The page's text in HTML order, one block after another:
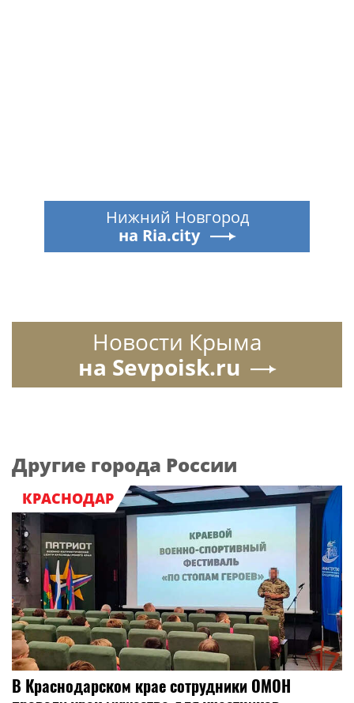
Нижний Новгород
на Ria.city
Новости Крыма
на Sevpoisk.ru
Другие города России
КРАСНОДАР
В Краснодарском крае сотрудники ОМОН